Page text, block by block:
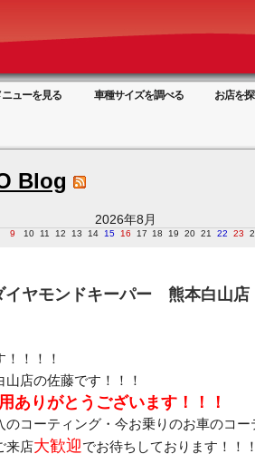
ニューを見る 車種サイズを調べる お店を
Blog
2026年8月
9 10 11 12 13 14 15 16 17 18 19 20 21 22 23
イヤモンドキーパー 熊本白山
！！！
店の佐藤です！！！
ありがとうございます！！！
のコーティング・今お乗りのお車のコー
来店大歓迎でお待ちしております！！！